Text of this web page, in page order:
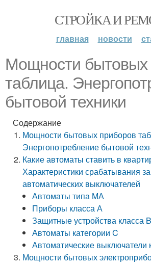
СТРОЙКА И
главная новости
Мощности бытовых
таблица.
бытовой техники
Содержание
Мощности бытовых приборов
Энергопотребление бытовой
Какие автоматы ставить в
Характеристики срабатывания
автоматических выключателей
Автоматы типа МА
Приборы класса А
Защитные устройства класса B
Автоматы категории C
Автоматические выключатели
Мощности бытовых